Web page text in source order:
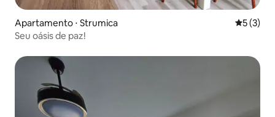
Apartamento ⋅ Strumica 5 de
5 (3)
Seu oásis de paz!